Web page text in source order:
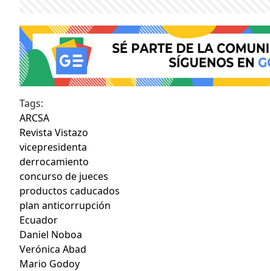
Tags:
ARCSA
Revista Vistazo
vicepresidenta
derrocamiento
concurso de jueces
productos caducados
plan anticorrupción
Ecuador
Daniel Noboa
Verónica Abad
Mario Godoy